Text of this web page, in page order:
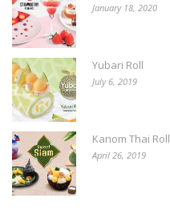
January 18, 2020
Yubari Roll
July 6, 2019
Kanom Thai Roll
April 26, 2019